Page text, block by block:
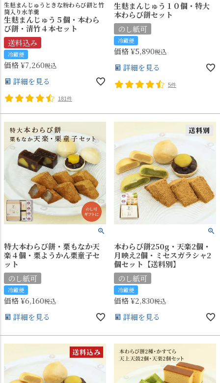
生麸まんじゅうときな粉わらび餅と竹
筒入り水羊羹
生麩まんじゅう５個・本わら
び餅・清竹４本セット
送料込み
冷蔵便
価格¥7,260税込
詳細を見る
181件
生麩まんじゅう１０個・特大
本わらび餅セット
のし紙可
冷蔵便
価格¥5,890税込
詳細を見る
5件
特大本わらび餅・栗もなか天
楽４個・栗ようかん栗童子セ
ット
のし紙可
冷蔵便
価格¥6,160税込
詳細を見る
本わらび餅250g・天楽2個・
月映え2個・ミセスガラシャ2
個セット【送料別】
のし紙可
冷蔵便
価格¥2,830税込
詳細を見る